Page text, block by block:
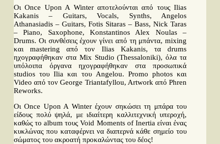
Οι Once Upon A Winter αποτελούνται από τους Ilias
Kakanis – Guitars, Vocals, Synths, Angelos
Athanasiadis – Guitars, Fotis Sitaras – Bass, Nick Taras
– Piano, Saxophone, Konstantinos Alex Noulas –
Drums. Οι συνθέσεις έχουν γίνει από τη μπάντα, mixing
και mastering από τον Ilias Kakanis, τα drums
ηχογραφήθηκαν στα Mix Studio (Thessaloniki), όλα τα
υπόλοιπα όργανα ηχογραφήθηκαν στα προσωπικά
studios του Ilia και του Angelou. Promo photos και
Video από τον George Triantafyllou, Artwork από Phren
Reworks.
Οι Once Upon A Winter έχουν σηκώσει τη μπάρα του
είδους πολύ ψηλά, με ιδιαίτερη καλλιτεχνική υπεροχή,
καθώς το album τους Void Moments of Inertia είναι ένας
κυκλώνας που καταφέρνει να διαπερνά κάθε σημείο του
σώματος του ακροατή προκαλώντας του δέος!